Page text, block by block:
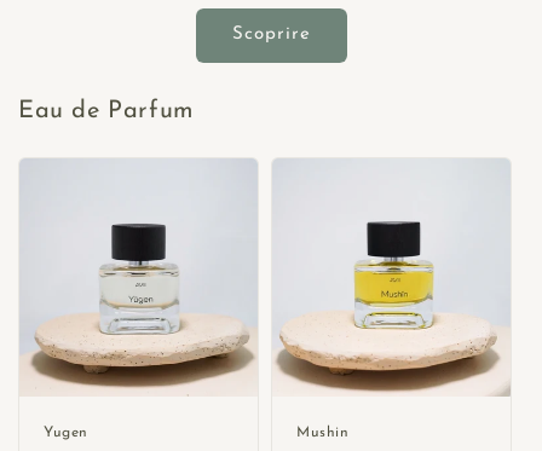
Scoprire
Eau de Parfum
Yugen Mushin